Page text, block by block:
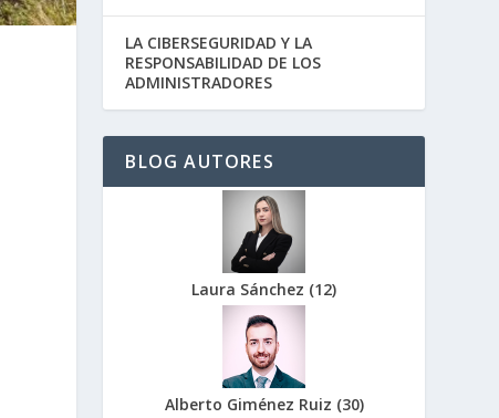
LA CIBERSEGURIDAD Y LA
RESPONSABILIDAD DE LOS
ADMINISTRADORES
BLOG AUTORES
Laura Sánchez (12)
Alberto Giménez Ruiz (30)